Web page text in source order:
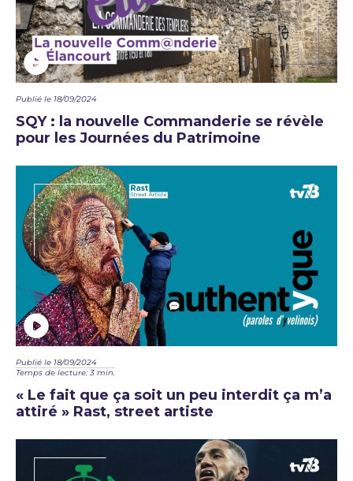
Publié le 18/09/2024
SQY : la nouvelle Commanderie se révèle
pour les Journées du Patrimoine
Publié le 18/09/2024
Temps de lecture: 3 min.
« Le fait que ça soit un peu interdit ça m’a
attiré » Rast, street artiste